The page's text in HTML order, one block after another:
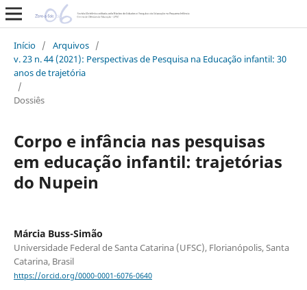
Início / Arquivos /
v. 23 n. 44 (2021): Perspectivas de Pesquisa na Educação infantil: 30
anos de trajetória
/
Dossiês
Corpo e infância nas pesquisas
em educação infantil: trajetórias
do Nupein
Márcia Buss-Simão
Universidade Federal de Santa Catarina (UFSC), Florianópolis, Santa
Catarina, Brasil
https://orcid.org/0000-0001-6076-0640